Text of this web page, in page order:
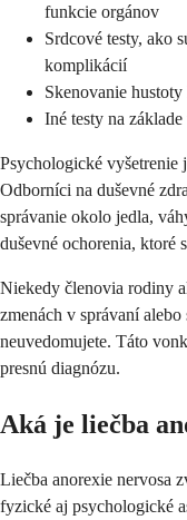
funkcie orgánov
Srdcové testy, ako
komplikácií
Skenovanie
Iné testy na
Psychologické vyšetrenie
Odborníci na duševné
správanie okolo jedla,
duševné ochorenia, ktoré
Niekedy členovia rodiny
zmenách v správaní
neuvedomujete. Táto
presnú diagnózu.
Aká je liečba
Liečba anorexie nervosa
fyzické aj psychologické